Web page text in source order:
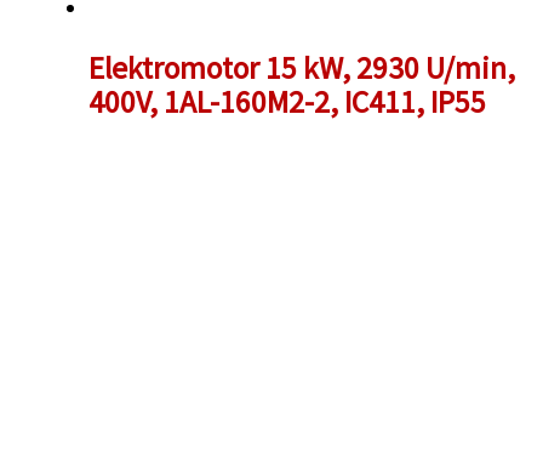
Elektromotor 15 kW, 2930 U/min,
400V, 1AL-160M2-2, IC411, IP55